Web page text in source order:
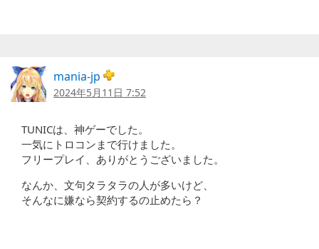
mania-jp
2024年5月11日 7:52
TUNICは、神ゲーでした。
一気にトロコンまで行けました。
フリープレイ、ありがとうございました。
なんか、文句タラタラの人が多いけど、
そんなに嫌なら契約するの止めたら？